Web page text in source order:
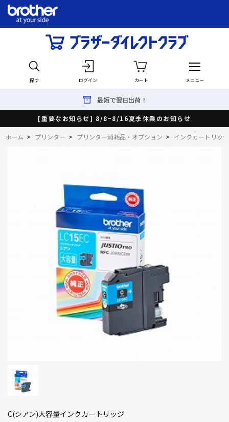
探す ログイン カート メニュー
最短で翌日出荷！
[重要なお知らせ] 8/8~8/16夏季休業のお知らせ
ホーム > プリンター > プリンター消耗品・オプション > インクカートリッジ
C(シアン)大容量インクカートリッジ